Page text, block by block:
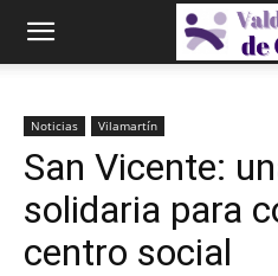
Noticias Vilamartín
San Vicente:
solidaria para
centro social